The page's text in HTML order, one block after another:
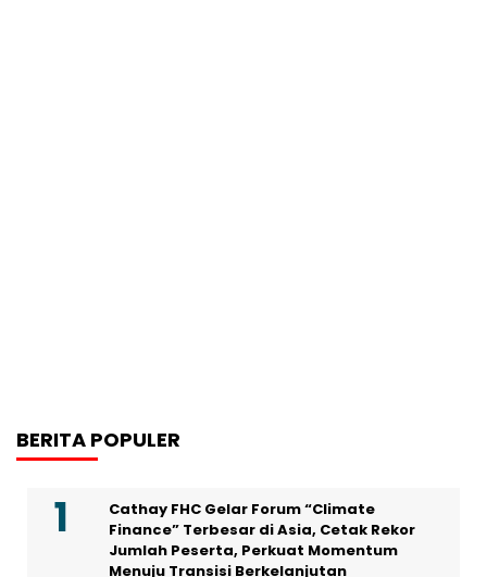
BERITA POPULER
Cathay FHC Gelar Forum “Climate
Finance” Terbesar di Asia, Cetak Rekor
Jumlah Peserta, Perkuat Momentum
Menuju Transisi Berkelanjutan